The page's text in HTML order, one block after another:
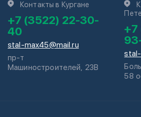
Контакты в Кургане
+7 (3522) 22-30-
40
stal-max45@mail.ru
пр-т
Машиностроителей, 23В
+7
stal-
58